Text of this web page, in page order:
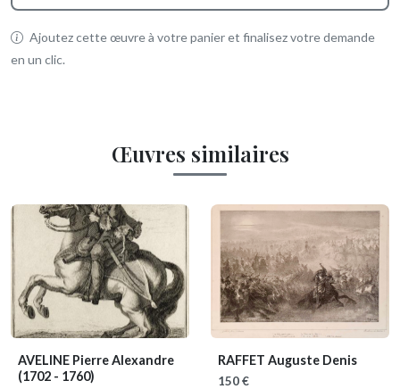
Ajoutez cette œuvre à votre panier et finalisez votre demande
en un clic.
Œuvres similaires
AVELINE Pierre Alexandre
(1702 - 1760)
RAFFET Auguste Denis
150 €